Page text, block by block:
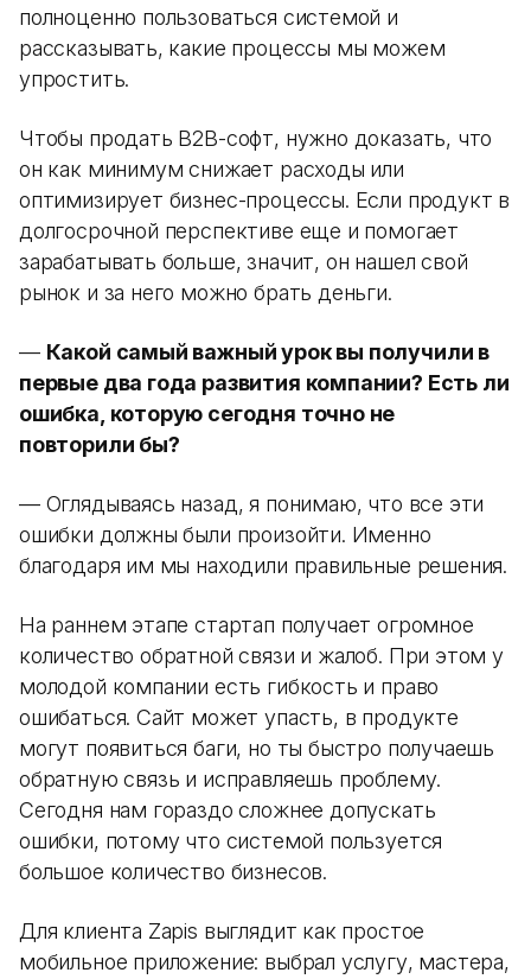
полноценно пользоваться системой и
рассказывать, какие процессы мы можем
упростить.
Чтобы продать B2B-софт, нужно доказать, что
он как минимум снижает расходы или
оптимизирует бизнес-процессы. Если продукт в
долгосрочной перспективе еще и помогает
зарабатывать больше, значит, он нашел свой
рынок и за него можно брать деньги.
— Какой самый важный урок вы получили в
первые два года развития компании? Есть ли
ошибка, которую сегодня точно не
повторили бы?
— Оглядываясь назад, я понимаю, что все эти
ошибки должны были произойти. Именно
благодаря им мы находили правильные решения.
На раннем этапе стартап получает огромное
количество обратной связи и жалоб. При этом у
молодой компании есть гибкость и право
ошибаться. Сайт может упасть, в продукте
могут появиться баги, но ты быстро получаешь
обратную связь и исправляешь проблему.
Сегодня нам гораздо сложнее допускать
ошибки, потому что системой пользуется
большое количество бизнесов.
Для клиента Zapis выглядит как простое
мобильное приложение: выбрал услугу, мастера,